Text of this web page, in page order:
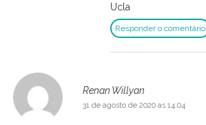
Ucla
Responder o comentário
Renan Willyan
31 de agosto de 2020 as 14:04